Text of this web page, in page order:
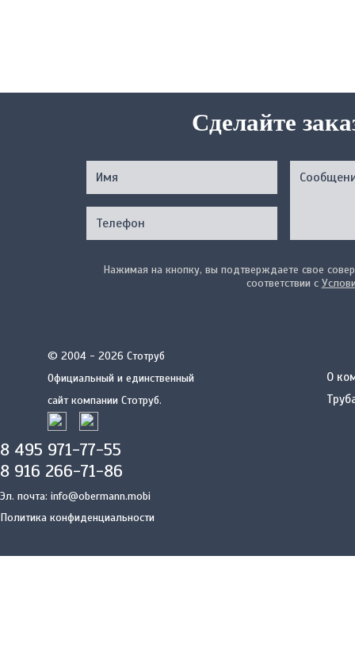
Сделайте
Нажимая на кнопку, вы подтверждаете свое
соответствии с
© 2004 - 2026 Стотруб
Официальный и единственный
сайт компании Стотруб.
О
8 495 971-77-55
8 916 266-71-86
Эл. почта: info@obermann.mobi
Политика конфиденциальности